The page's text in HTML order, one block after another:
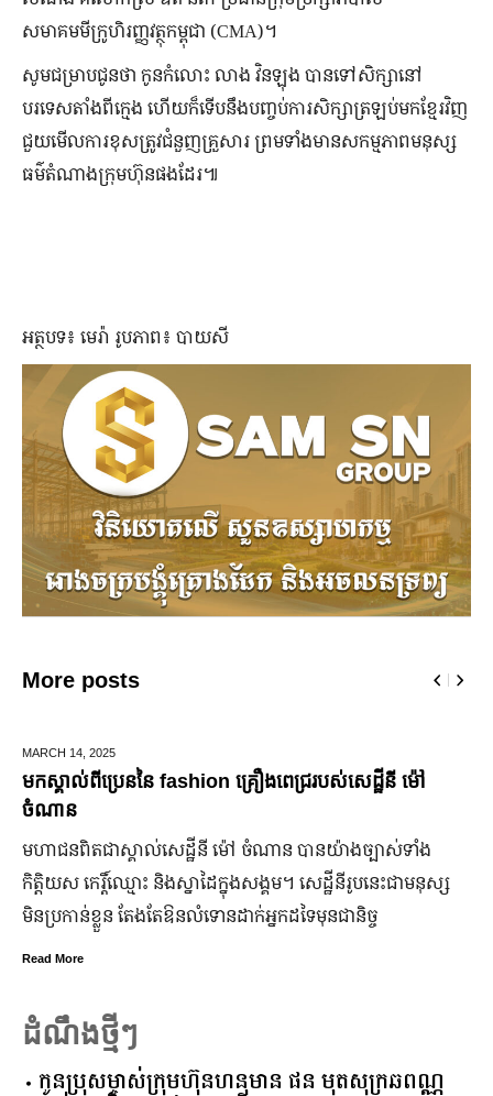
សមាគមមីក្រូហិរញ្ញវត្ថុកម្ពុជា (CMA)។
សូមជម្រាបជូនថា កូន​កំលោះ លាង វិនឡុង បាន​ទៅ​សិក្សា​នៅ​
បរទេស​តាំង​ពី​ក្មេង ហើយ​ក៏​ទើប​នឹង​បញ្ចប់​ការ​សិក្សា​ត្រឡប់​មក​ខ្មែរ​វិញ​
ជួយ​មើល​ការ​ខុស​ត្រូវ​ជំនួញ​គ្រួសារ ព្រម​ទាំង​មាន​សកម្មភាព​មនុស្ស​
ធម៌​តំណាង​ក្រុមហ៊ុន​ផង​ដែរ៕
អត្ថបទ៖ មេរ៉ា រូបភាព៖ បាយសី
More posts
ពេជ្ររបស់សេដ្ឋីនី ម៉ៅ
ន បាន​យ៉ាង​ច្បាស់​ទាំង​
ម។ សេដ្ឋី​នី​រូប​នេះ​ជា​មនុស្ស​
ក​ដទៃ​មុន​ជានិច្ច
ឆ្លងឆ្នាំសកល អាជ្ញាធររាជធានីភ្នំព
ដើម្បីជំរុញ និងលើកកម្ពស់វិស័យទេស
កាន់តែរស់រវើក ស្របពេលដែលពិភ
ឆ្នាំសកល ២០២៦នាពេលខាងមុននេះ
ដំណឹងថ្មីៗ